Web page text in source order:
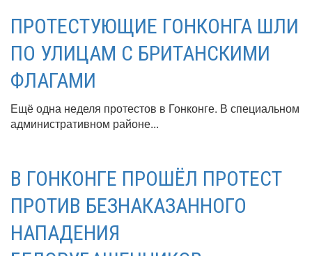
ПРОТЕСТУЮЩИЕ ГОНКОНГА ШЛИ
ПО УЛИЦАМ С БРИТАНСКИМИ
ФЛАГАМИ
Ещё одна неделя протестов в Гонконге. В специальном
административном районе...
В ГОНКОНГЕ ПРОШЁЛ ПРОТЕСТ
ПРОТИВ БЕЗНАКАЗАННОГО
НАПАДЕНИЯ